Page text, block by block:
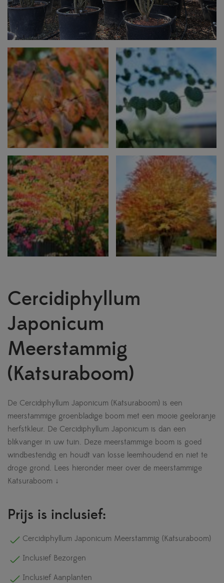
Cercidiphyllum
Japonicum
Meerstammig
(Katsuraboom)
De Cercidiphyllum Japonicum (Katsuraboom) is een
meerstammige groenbladige boom met een mooie geeloranje
herfstkleur. De Cercidiphyllum Japonicum is dan een
blikvanger in uw tuin. Deze meerstammige boom is goed
windbestendig en houdt van losse leemhoudend en niet te
droge grond. Lees hieronder meer over de meerstammige
Katsuraboom ↓
Prijs is inclusief:
Cercidiphyllum Japonicum Meerstammig (Katsuraboom)
Inclusief Bezorgen
Inclusief Aanplanten